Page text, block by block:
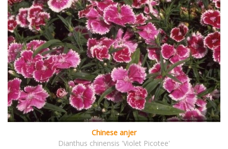
Chinese anjer
Dianthus chinensis 'Violet Picotee'